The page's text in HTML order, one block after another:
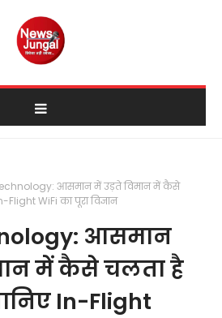
आसमान में उड़ते विमान में कैसे
WiFi का पूरा विज्ञान
आसमान
में कैसे चलता है
In-Flight